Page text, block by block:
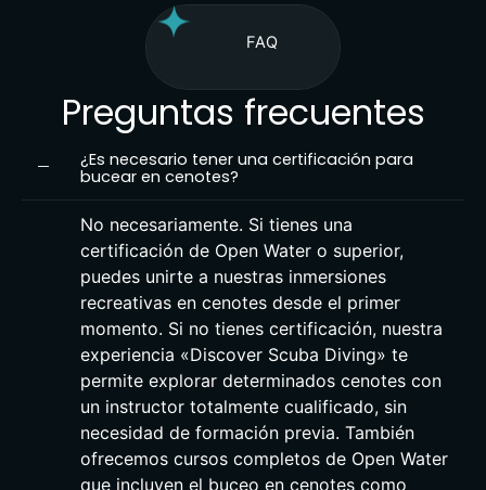
FAQ
Preguntas frecuentes
¿Es necesario tener una certificación para
bucear en cenotes?
No necesariamente. Si tienes una
certificación de Open Water o superior,
puedes unirte a nuestras inmersiones
recreativas en cenotes desde el primer
momento. Si no tienes certificación, nuestra
experiencia «Discover Scuba Diving» te
permite explorar determinados cenotes con
un instructor totalmente cualificado, sin
necesidad de formación previa. También
ofrecemos cursos completos de Open Water
que incluyen el buceo en cenotes como